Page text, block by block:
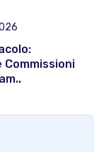
Commissioni